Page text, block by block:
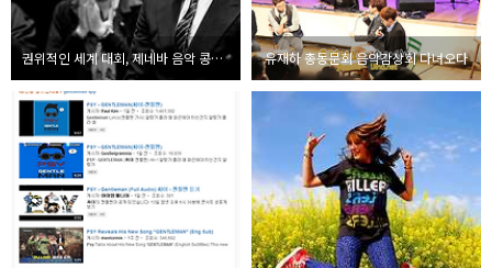
권위적인 세계 대회, 제네바 음악 콩쿠르 최연소 1위 조광호 작곡가를 아시나요? 유재하 총동문회 음악감상회 다녀오다